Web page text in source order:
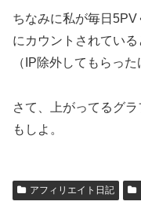
ちなみに私が毎日
にカウントされている
（IP除外してもらっ
さて、上がってるグ
もしよ。
アフィリエイト日記